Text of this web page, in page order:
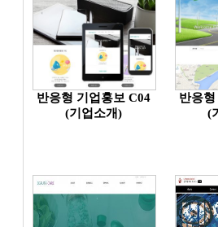
반응형 기업홍보 C04
(기업소개)
반응
(